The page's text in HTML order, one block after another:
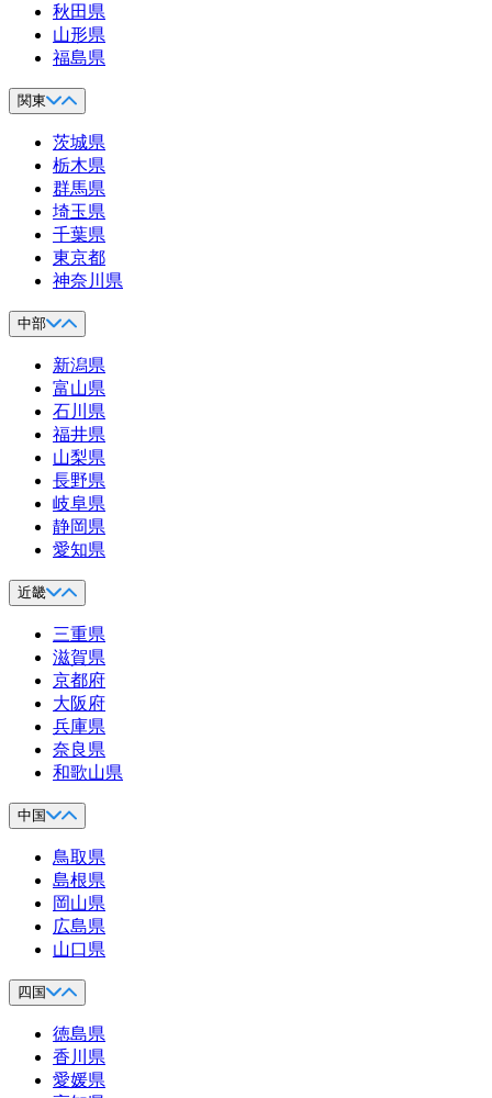
秋田県
山形県
福島県
関東
茨城県
栃木県
群馬県
埼玉県
千葉県
東京都
神奈川県
中部
新潟県
富山県
石川県
福井県
山梨県
長野県
岐阜県
静岡県
愛知県
近畿
三重県
滋賀県
京都府
大阪府
兵庫県
奈良県
和歌山県
中国
鳥取県
島根県
岡山県
広島県
山口県
四国
徳島県
香川県
愛媛県